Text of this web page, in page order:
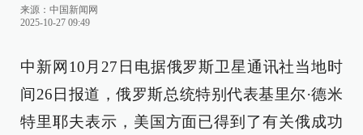
来源： 中国新闻网
2025-10-27 09:49
中新网10月27日电据俄罗斯卫星通讯社当地时
间26日报道，俄罗斯总统特别代表基里尔·德米
特里耶夫表示，美国方面已得到了有关俄成功